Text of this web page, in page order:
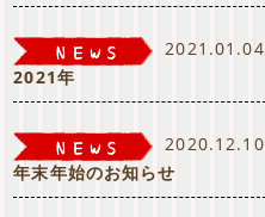
2021.01.04
2021年
2020.12.10
年末年始のお知らせ